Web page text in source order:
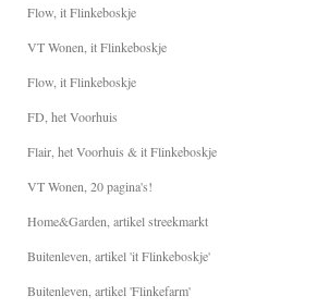
Flow, it Flinkeboskje
VT Wonen, it Flinkeboskje
Flow, it Flinkeboskje
FD, het Voorhuis
Flair, het Voorhuis & it Flinkeboskje
VT Wonen, 20 pagina's!
Home&Garden, artikel streekmarkt
Buitenleven, artikel 'it Flinkeboskje'
Buitenleven, artikel 'Flinkefarm'